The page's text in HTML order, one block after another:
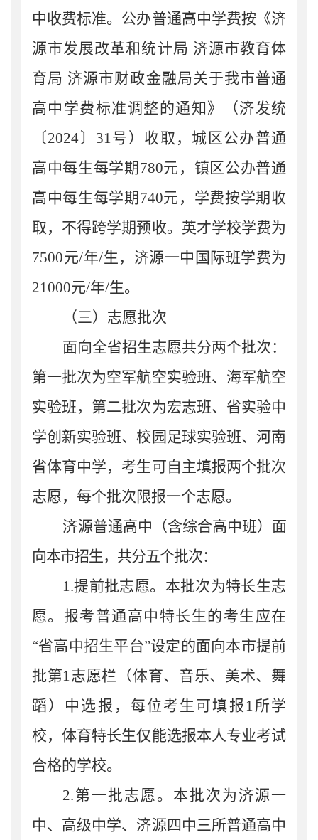
中收费标准。公办普通高中学费按《济
源市发展改革和统计局 济源市教育体
育局 济源市财政金融局关于我市普通
高中学费标准调整的通知》（济发统
〔2024〕 31号）收取，城区公办普通
高中每生每学期 780元，镇区公办普通
高中每生每学期 740元，学费按学期收
取，不得跨学期预收。英才学校学费为
7500元/年/生，济源一中国际班学费为
21000元/年/生。
（三）志愿批次
面向全省招生志愿共分两个批次：
第一批次为空军航空实验班、海军航空
实验班， 第二批次为宏志班、省实验中
学创新实验班、校园足球实验班、河南
省体育中学， 考生可自主填报两个批次
志愿，每个批次限报一个志愿。
济源普通高中 （含综合高中班） 面
向本市招生，共分五个批次：
1.提前批志愿。 本批次为特长生志
愿。 报考普通高中特长生的考生应在
“省高中招生平台”设定的面向本市提前
批第1志愿栏（体育、音乐、美术、舞
蹈 ）中选报，每位考生可填报 1所学
校，体育特长生仅能选报本人专业考试
合格的学校。
2.第一批志愿。本批次为 济源一
中、 高级中学、 济源四中三所普通高中